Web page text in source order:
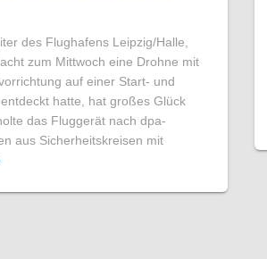
des Flughafens Leipzig/Halle,
zum Mittwoch eine Drohne mit
auf einer Start- und
hatte, hat großes Glück
das Fluggerät nach dpa-
aus Sicherheitskreisen mit